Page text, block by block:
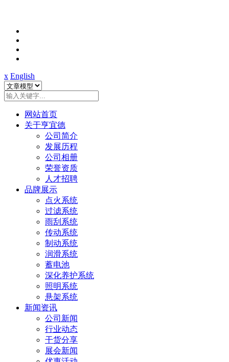
x English
网站首页
关于亨宜德
公司简介
发展历程
公司相册
荣誉资质
人才招聘
品牌展示
点火系统
过滤系统
雨刮系统
传动系统
制动系统
润滑系统
蓄电池
深化养护系统
照明系统
悬架系统
新闻资讯
公司新闻
行业动态
干货分享
展会新闻